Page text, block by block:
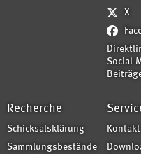
X
Social-
Recherche
Schicksalsklärung
Sammlungsbestände
Kontakt